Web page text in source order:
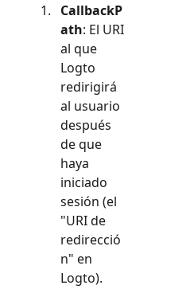
CallbackP
ath: El URI
al que
Logto
redirigirá
al usuario
después
de que
haya
iniciado
sesión (el
"URI de
redirecció
n" en
Logto).